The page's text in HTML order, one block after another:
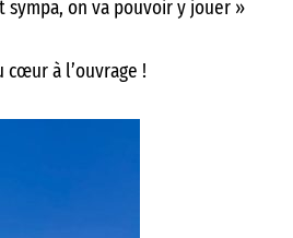
sympa, on va pouvoir y jouer »
à l’ouvrage !